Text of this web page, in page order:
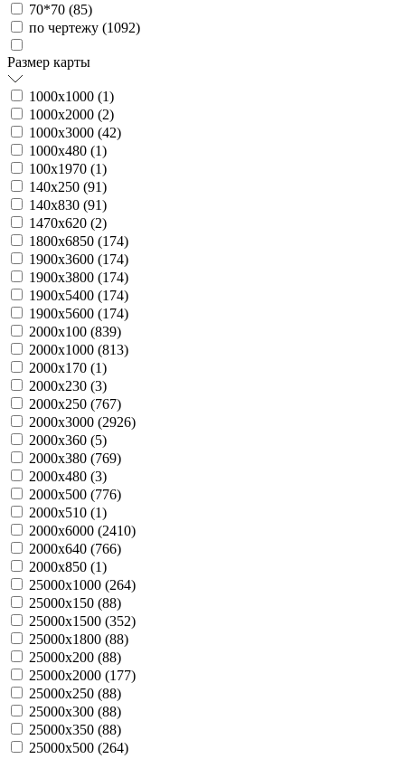
70*70 (85)
по чертежу (1092)
Размер карты
1000х1000 (1)
1000х2000 (2)
1000х3000 (42)
1000х480 (1)
100х1970 (1)
140х250 (91)
140х830 (91)
1470х620 (2)
1800х6850 (174)
1900х3600 (174)
1900х3800 (174)
1900х5400 (174)
1900х5600 (174)
2000х100 (839)
2000х1000 (813)
2000х170 (1)
2000х230 (3)
2000х250 (767)
2000х3000 (2926)
2000х360 (5)
2000х380 (769)
2000х480 (3)
2000х500 (776)
2000х510 (1)
2000х6000 (2410)
2000х640 (766)
2000х850 (1)
25000х1000 (264)
25000х150 (88)
25000х1500 (352)
25000х1800 (88)
25000х200 (88)
25000х2000 (177)
25000х250 (88)
25000х300 (88)
25000х350 (88)
25000х500 (264)